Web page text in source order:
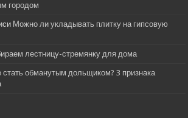
городом
Можно ли укладывать плитку на гипсовую
лестницу-стремянку для дома
стать обманутым дольщиком? 3 признака